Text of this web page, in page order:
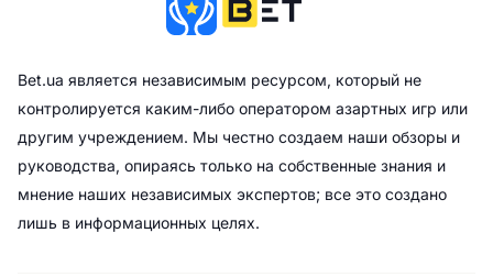
Bet.ua является независимым ресурсом, который не
контролируется каким-либо оператором азартных игр или
другим учреждением. Мы честно создаем наши обзоры и
руководства, опираясь только на собственные знания и
мнение наших независимых экспертов; все это создано
лишь в информационных целях.